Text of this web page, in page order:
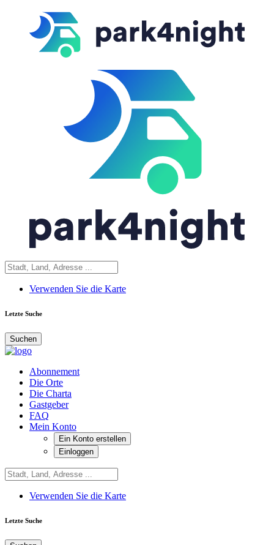
Verwenden Sie die Karte
Letzte Suche
Suchen
Abonnement
Die Orte
Die Charta
Gastgeber
FAQ
Mein Konto
Ein Konto erstellen
Einloggen
Verwenden Sie die Karte
Letzte Suche